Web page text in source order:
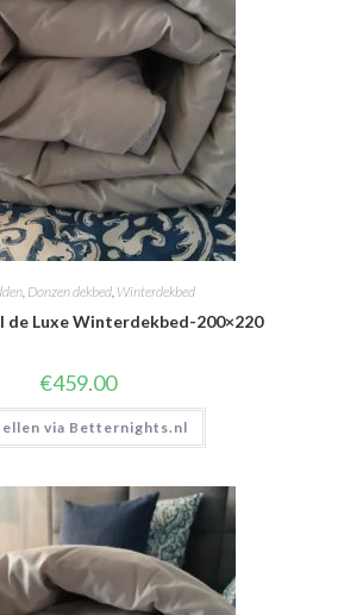
, Donzen dekbed, Winterdekbed
de Luxe Winterdekbed-200×220
€459.00
via Betternights.nl